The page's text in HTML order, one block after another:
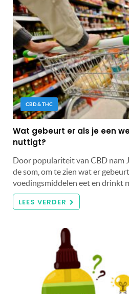
CBD & THC
Wat gebeurt er als je een
nuttigt?
Door populariteit van CBD nam
de som, om te zien wat er
voedingsmiddelen eet en drinkt
LEES VERDER